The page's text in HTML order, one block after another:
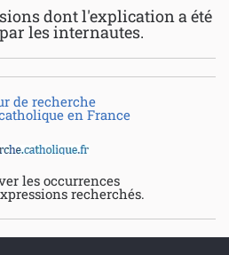
dont l'explication a été
les internautes.
de recherche
en France
les occurrences
recherchés.